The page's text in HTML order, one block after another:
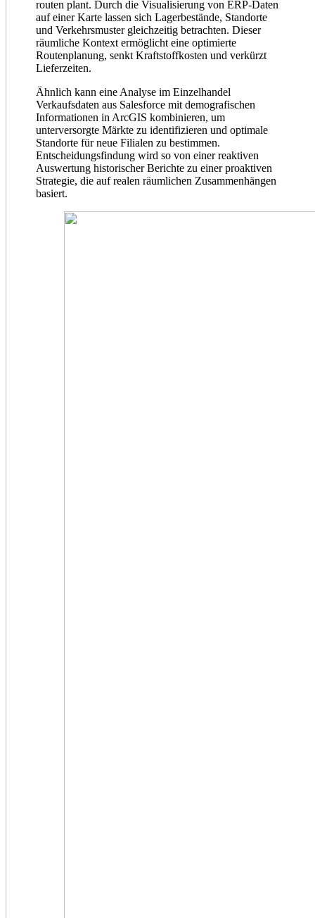
routen plant. Durch die Visualisierung von ERP-Daten
auf einer Karte lassen sich Lagerbestände, Standorte
und Verkehrsmuster gleichzeitig betrachten. Dieser
räumliche Kontext ermöglicht eine optimierte
Routenplanung, senkt Kraftstoffkosten und verkürzt
Lieferzeiten.
Ähnlich kann eine Analyse im Einzelhandel
Verkaufsdaten aus Salesforce mit demografischen
Informationen in ArcGIS kombinieren, um
unterversorgte Märkte zu identifizieren und optimale
Standorte für neue Filialen zu bestimmen.
Entscheidungsfindung wird so von einer reaktiven
Auswertung historischer Berichte zu einer proaktiven
Strategie, die auf realen räumlichen Zusammenhängen
basiert.